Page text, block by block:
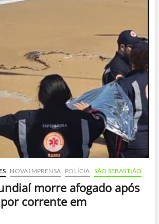
NOVA IMPRENSA POLÍCIA SÃO SEBASTIÃO
morre afogado após
corrente em